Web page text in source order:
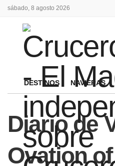
sábado, 8 agosto 2026
DESTINOS NAVIERAS
Diario de
Ovation